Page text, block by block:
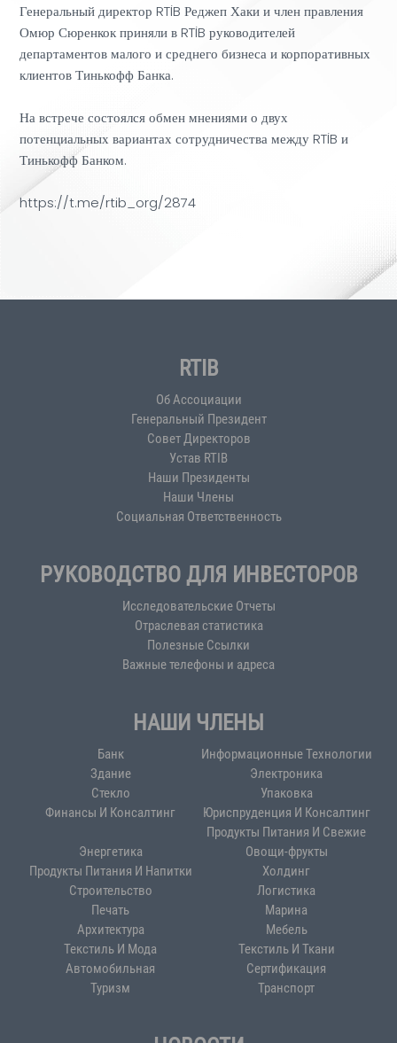
Генеральный директор RTİB Реджеп Хаки и член правления
Омюр Сюренкок приняли в RTİB руководителей
департаментов малого и среднего бизнеса и корпоративных
клиентов Тинькофф Банка.
На встрече состоялся обмен мнениями о двух
потенциальных вариантах сотрудничества между RTİB и
Тинькофф Банком.
https://t.me/rtib_org/2874
RTIB
Об Ассоциации
Генеральный Президент
Совет Директоров
Устав RTIB
Наши Президенты
Наши Члены
Социальная Ответственность
РУКОВОДСТВО ДЛЯ ИНВЕСТОРОВ
Исследовательские Отчеты
Отраслевая статистика
Полезные Ссылки
Важные телефоны и адреса
НАШИ ЧЛЕНЫ
Банк
Информационные Технологии
Здание
Электроника
Стекло
Упаковка
Финансы И Консалтинг
Юриспруденция И Консалтинг
Энергетика
Продукты Питания И Свежие
Овощи-фрукты
Продукты Питания И Напитки
Холдинг
Строительство
Логистика
Печать
Марина
Архитектура
Мебель
Текстиль И Мода
Текстиль И Ткани
Автомобильная
Сертификация
Туризм
Транспорт